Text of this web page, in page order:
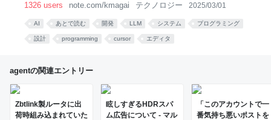
1326 users note.com/kmagai テクノロジー 2025/03/01
AI あとで読む 開発 LLM システム プログラミング
設計 programming cursor エディタ
agentの関連エントリー
Zbtlink製ルータに出
荷時組み込まれていた
眩しすぎるHDRスパ
ム広告について - マル
「このアカウントで一
番気持ち悪いポストを